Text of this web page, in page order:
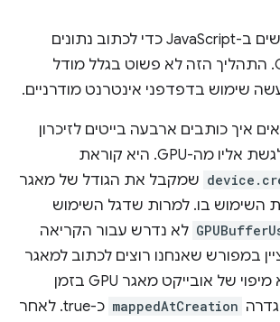
נראה איך משתמשים ב-JavaScript כדי לכתוב נתונים
לזיכרון של ה-GPU. התהליך הזה לא פשוט בגלל מודל
שימוש בדפדפני אינטרנט מודרניים.
איך כותבים ארבעה בייטים לזיכרון
המאגר שאפשר לגשת אליו מה-GPU. היא קוראת
שמקבל את הגודל של מאגר
השימוש בו. למרות שדגל השימוש
לא נדרש עבור הקריאה
במפורש שאנחנו רוצים לכתוב למאגר
הזה. התוצאה היא מיפוי של אובייקט מאגר GPU בזמן
mappedAtCreation
כ-true. לאחר